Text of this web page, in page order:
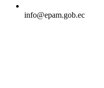
info@epam.gob.ec